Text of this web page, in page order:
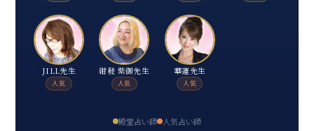
JILL先生
人気
紺發 紫御先生
人気
華蓮先生
人気
殿堂占い師 人気占い師